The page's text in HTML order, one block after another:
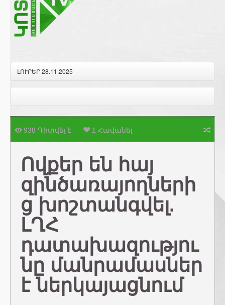
ԼՈՒՐԵՐ 28.11.2025
938 Դիտվել է 1 Հավանել
Ովքեր են հայ
զինծառայողների
ց խոշտանգվել.
ԼՂՀ
դատախազությու
նը մանրամասներ
է ներկայացնում